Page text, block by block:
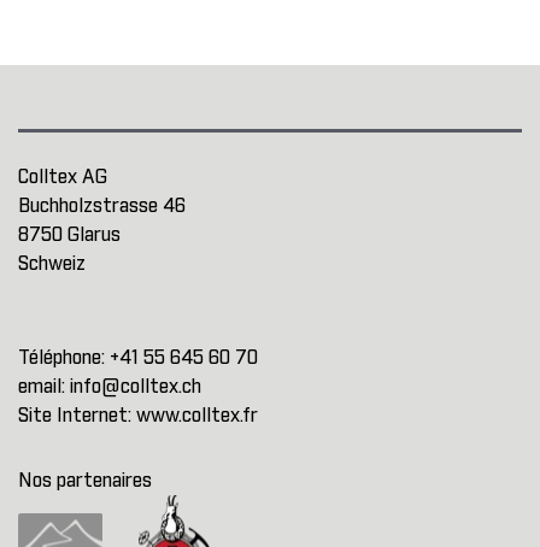
Colltex AG
Buchholzstrasse 46
8750 Glarus
Schweiz
Téléphone: +41 55 645 60 70
email: info@colltex.ch
Site Internet: www.colltex.fr
Nos partenaires